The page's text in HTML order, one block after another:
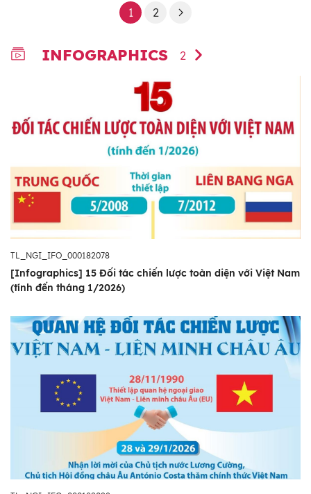
1 2
INFOGRAPHICS 2
TL_NGI_IFO_000182078
[Infographics] 15 Đối tác chiến lược toàn diện với Việt Nam
(tính đến tháng 1/2026)